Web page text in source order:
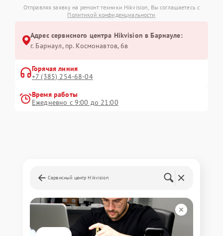
Отправляя заявку на ремонт техники Hikvision, Вы соглашаетесь с
Политикой конфиденциальности
Адрес сервисного центра Hikvision в Барнауле:
г. Барнаул, ​пр. Космонавтов, 6в
Горячая линия
+7 (385) 254-68-04
Время работы
Ежедневно с 9:00 до 21:00
Сервисный центр Hikvision